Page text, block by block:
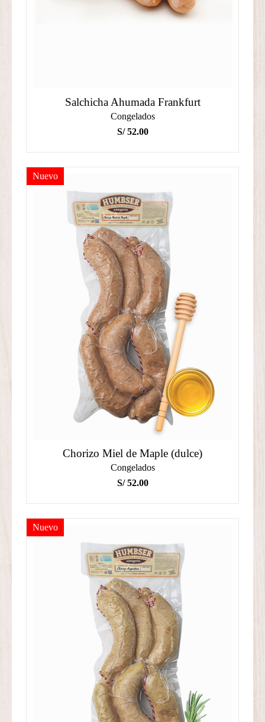
Salchicha Ahumada Frankfurt
Congelados
S/52.00
Chorizo Miel de Maple (dulce)
Congelados
S/52.00
Nuevo
Nuevo